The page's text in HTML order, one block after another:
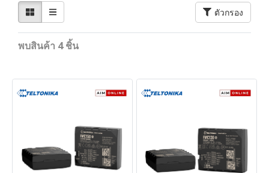
ตัวกรอง
พบสินค้า 4 ชิ้น